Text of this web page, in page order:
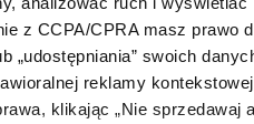
z CCPA/CPRA masz prawo
„udostępniania” swoich
reklamy
klikając „Nie sprzedawaj